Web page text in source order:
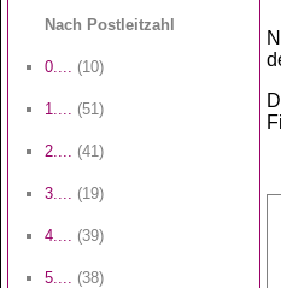
Nach Postleitzahl
0.... (10)
1.... (51)
2.... (41)
3.... (19)
4.... (39)
5.... (38)